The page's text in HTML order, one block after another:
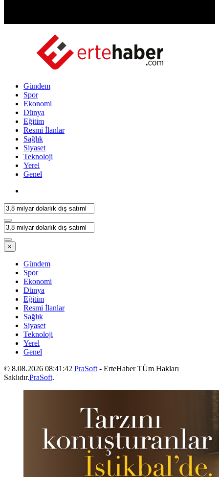
Gündem
Spor
Ekonomi
Dünya
Eğitim
Resmi İlanlar
Sağlık
Siyaset
Teknoloji
Yerel
Genel
×
Gündem
Spor
Ekonomi
Dünya
Eğitim
Resmi İlanlar
Sağlık
Siyaset
Teknoloji
Yerel
Genel
© 8.08.2026 08:41:42 PraSoft - ErteHaber TÜm Hakları
Saklıdır.PraSoft.